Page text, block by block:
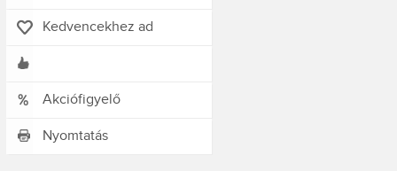
Kedvencekhez ad
Akciófigyelő
Nyomtatás